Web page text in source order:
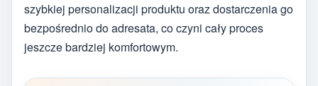
szybkiej personalizacji produktu oraz dostarczenia go
bezpośrednio do adresata, co czyni cały proces
jeszcze bardziej komfortowym.